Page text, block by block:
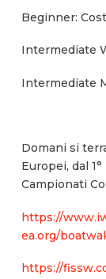
Beginner:
Intermediate
Intermediate
Domani si
Europei, dal
Campionati
https://
ea.org/
https://